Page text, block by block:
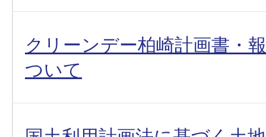
クリーンデー柏崎計画書・
ついて